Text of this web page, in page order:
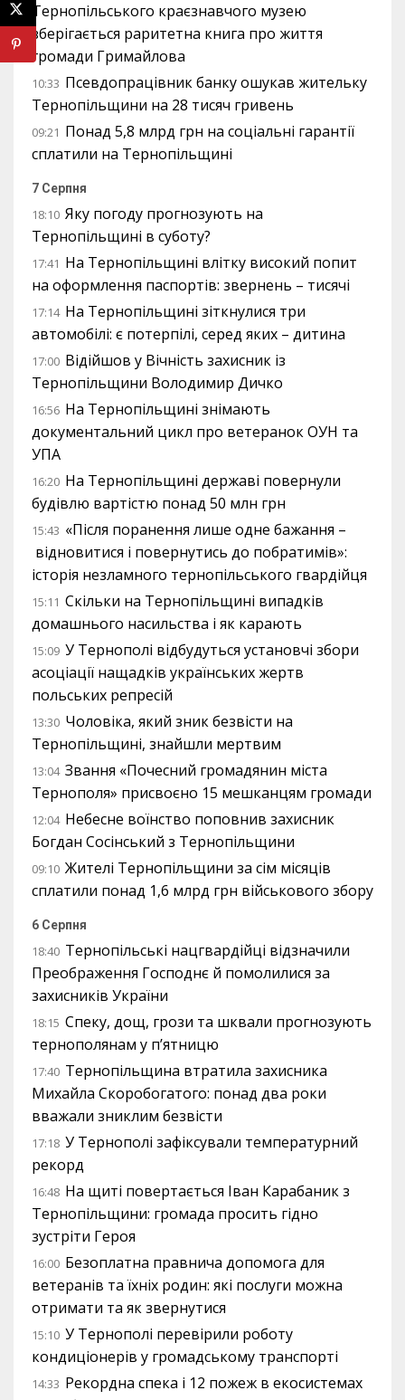
Тернопільського краєзнавчого музею
зберігається раритетна книга про життя
громади Гримайлова
10:33 Псевдопрацівник банку ошукав жительку
Тернопільщини на 28 тисяч гривень
09:21 Понад 5,8 млрд грн на соціальні гарантії
сплатили на Тернопільщині
7 Серпня
18:10 Яку погоду прогнозують на
Тернопільщині в суботу?
17:41 На Тернопільщині влітку високий попит
на оформлення паспортів: звернень – тисячі
17:14 На Тернопільщині зіткнулися три
автомобілі: є потерпілі, серед яких – дитина
17:00 Відійшов у Вічність захисник із
Тернопільщини Володимир Дичко
16:56 На Тернопільщині знімають
документальний цикл про ветеранок ОУН та
УПА
16:20 На Тернопільщині державі повернули
будівлю вартістю понад 50 млн грн
15:43 «Після поранення лише одне бажання –
відновитися і повернутись до побратимів»:
історія незламного тернопільського гвардійця
15:11 Скільки на Тернопільщині випадків
домашнього насильства і як карають
15:09 У Тернополі відбудуться установчі збори
асоціації нащадків українських жертв
польських репресій
13:30 Чоловіка, який зник безвісти на
Тернопільщині, знайшли мертвим
13:04 Звання «Почесний громадянин міста
Тернополя» присвоєно 15 мешканцям громади
12:04 Небесне воїнство поповнив захисник
Богдан Сосінський з Тернопільщини
09:10 Жителі Тернопільщини за сім місяців
сплатили понад 1,6 млрд грн військового збору
6 Серпня
18:40 Тернопільські нацгвардійці відзначили
Преображення Господнє й помолилися за
захисників України
18:15 Спеку, дощ, грози та шквали прогнозують
тернополянам у п’ятницю
17:40 Тернопільщина втратила захисника
Михайла Скоробогатого: понад два роки
вважали зниклим безвісти
17:18 У Тернополі зафіксували температурний
рекорд
16:48 На щиті повертається Іван Карабаник з
Тернопільщини: громада просить гідно
зустріти Героя
16:00 Безоплатна правнича допомога для
ветеранів та їхніх родин: які послуги можна
отримати та як звернутися
15:10 У Тернополі перевірили роботу
кондиціонерів у громадському транспорті
14:33 Рекордна спека і 12 пожеж в екосистемах